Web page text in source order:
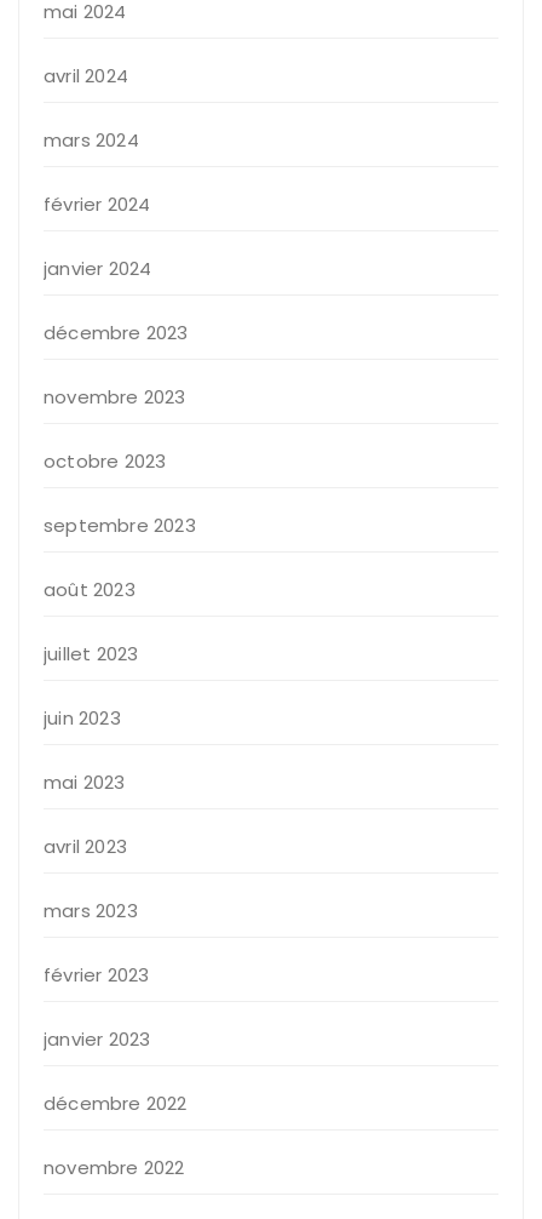
mai 2024
avril 2024
mars 2024
février 2024
janvier 2024
décembre 2023
novembre 2023
octobre 2023
septembre 2023
août 2023
juillet 2023
juin 2023
mai 2023
avril 2023
mars 2023
février 2023
janvier 2023
décembre 2022
novembre 2022